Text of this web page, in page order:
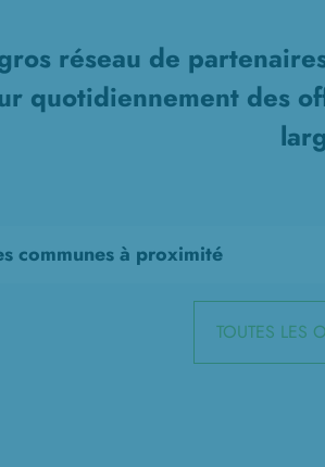
réseau de
quotidiennement des
communes à proximité
TOUTES LES